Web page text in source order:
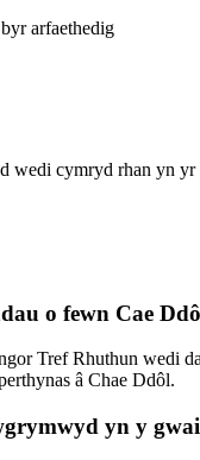
wedi cymryd rhan yn
o fewn Cae
Tref Rhuthun wedi
â Chae Ddôl.
yn y